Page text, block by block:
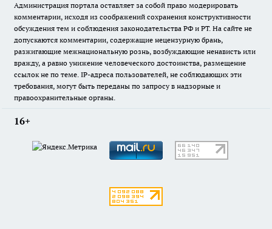
Администрация портала оставляет за собой право модерировать
комментарии, исходя из соображений сохранения конструктивности
обсуждения тем и соблюдения законодательства РФ и РТ. На сайте не
допускаются комментарии, содержащие нецензурную брань,
разжигающие межнациональную рознь, возбуждающие ненависть или
вражду, а равно унижение человеческого достоинства, размещение
ссылок не по теме. IP-адреса пользователей, не соблюдающих эти
требования, могут быть переданы по запросу в надзорные и
правоохранительные органы.
16+